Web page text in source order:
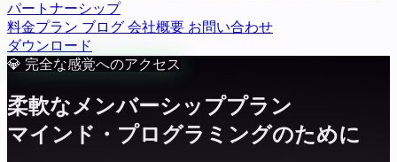
パートナーシップ
料金プラン ブログ 会社概要 お問い合わせ
ダウンロード
💎 完全な感覚へのアクセス
柔軟なメンバーシッププラン
マインド・プログラミングのために